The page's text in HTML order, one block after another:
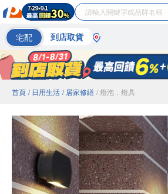
宅配 到店取貨
首頁 / 日用生活 / 居家修繕 / 燈泡．燈具